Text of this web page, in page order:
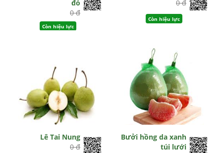
đỏ
0 đ
Còn hiệu lực
0 đ
Còn hiệu lực
Lê Tai Nung
0 đ
Bưởi hồng da xanh
túi lưới